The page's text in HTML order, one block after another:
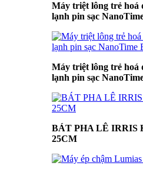
Máy triệt lông trẻ hoá
lạnh pin sạc
Máy triệt lông trẻ hoá
lạnh pin sạc
BÁT PHA LÊ IRRIS
25CM